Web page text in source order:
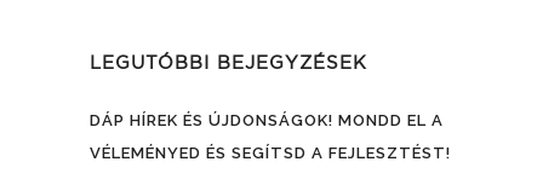
LEGUTÓBBI BEJEGYZÉSEK
DÁP HÍREK ÉS ÚJDONSÁGOK! MONDD EL A
VÉLEMÉNYED ÉS SEGÍTSD A FEJLESZTÉST!